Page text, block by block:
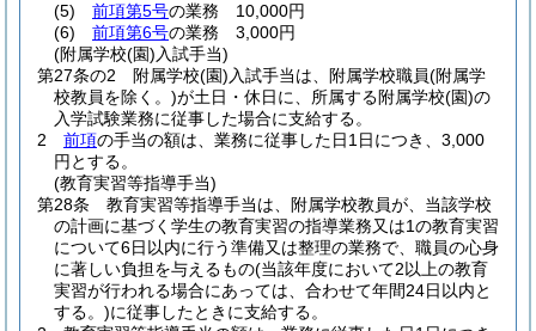
(5)
前項第5号の業務 10,000円
(6)
前項第6号の業務 3,000円
(附属学校(園)入試手当)
第27条の2
附属学校(園) 入試手当は、附属学校職員(附属学
校教員を除く。)が土日・休日に、所属する附属学校(園)の
入学試験業務に従事した場合に支給する。
2
前項の手当の額は、業務に従事した日1日につき、3,000
円とする。
(教育実習等指導手当)
第28条
教育実習等指導手当は、附属学校教員が、当該学校
の計画に基づく学生の教育実習の指導業務又は1の教育実習
について6日以内に行う準備又は整理の業務で、職員の心身
に著しい負担を与えるもの(当該年度において2以上の教育
実習が行われる場合にあっては、合わせて年間24日以内と
する。)に従事したときに支給する。